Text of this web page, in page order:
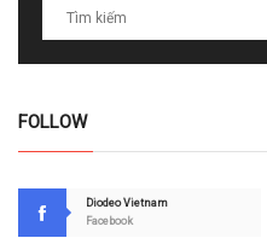
FOLLOW
Diodeo Vietnam
Facebook